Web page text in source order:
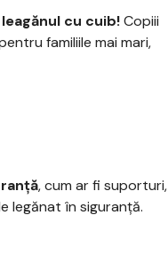
cu cuib!Copiii
familiile mai mari,
, cum ar fi suporturi,
legănat în siguranță.